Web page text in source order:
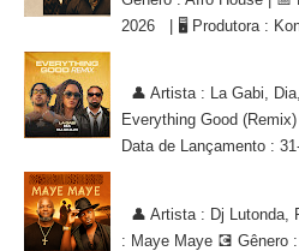
2026 | 🖥 Produtora :
👤 Artista : La Gabi,
Everything Good
Data de Lançamento :
👤 Artista : Dj Lutonda,
: Maye Maye 💽 Gênero